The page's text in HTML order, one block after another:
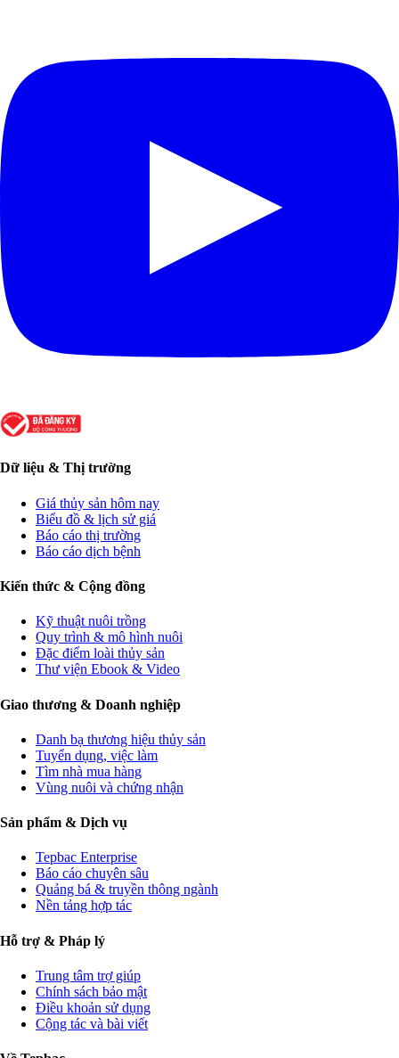
Dữ liệu & Thị trường
Giá thủy sản hôm nay
Biểu đồ & lịch sử giá
Báo cáo thị trường
Báo cáo dịch bệnh
Kiến thức & Cộng đồng
Kỹ thuật nuôi trồng
Quy trình & mô hình nuôi
Đặc điểm loài thủy sản
Thư viện Ebook & Video
Giao thương & Doanh nghiệp
Danh bạ thương hiệu thủy sản
Tuyển dụng, việc làm
Tìm nhà mua hàng
Vùng nuôi và chứng nhận
Sản phẩm & Dịch vụ
Tepbac Enterprise
Báo cáo chuyên sâu
Quảng bá & truyền thông ngành
Nền tảng hợp tác
Hỗ trợ & Pháp lý
Trung tâm trợ giúp
Chính sách bảo mật
Điều khoản sử dụng
Cộng tác và bài viết